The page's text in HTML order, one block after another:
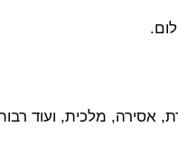
אסירה, מלכית, ועוד